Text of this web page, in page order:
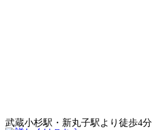
武蔵小杉駅・新丸子駅より徒歩4分